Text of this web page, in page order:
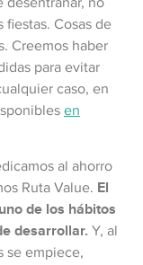
fiestas. Cosas de
Creemos haber
para evitar
caso, en
en
al ahorro
Ruta Value. El
de los hábitos
desarrollar. Y, al
se empiece,